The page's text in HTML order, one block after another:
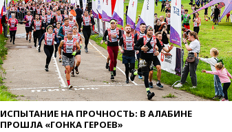
вчера, 22:59 На башню
ресторана «Армения» в
Москве вернут утраченную
скульптуру балерины
вчера, 22:45Литовец
протаранил погранпункт при
попытке попасть в Россию
вчера, 22:28Бессент
анонсировал скорое
ИСПЫТАНИЕ НА ПРОЧНОСТЬ: В АЛАБИНЕ
ПРОШЛА «ГОНКА ГЕРОЕВ»